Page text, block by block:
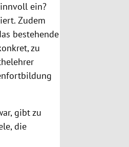
ein?
Zudem
bestehende
zu
gibt zu
die